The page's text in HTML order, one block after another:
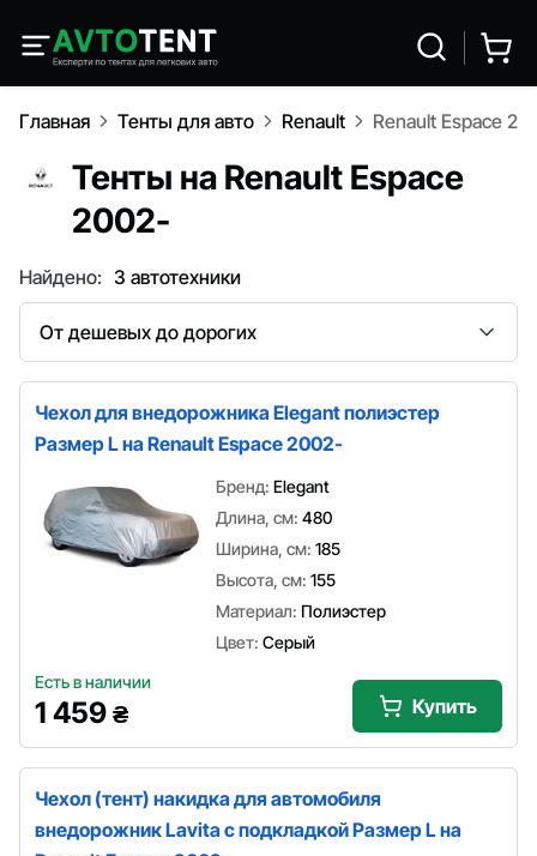
Главная Тенты для авто Renault Renault Espace
Тенты на Renault Espace
2002-
Найдено: 3 автотехники
Сортировка
Чехол для внедорожника Elegant полиэстер
Размер L на Renault Espace 2002-
Бренд: Elegant
Длина, см: 480
Ширина, см: 185
Высота, см: 155
Материал: Полиэстер
Цвет: Серый
Есть в наличии
1 459 ₴ Купить
Чехол (тент) накидка для автомобиля
внедорожник Lavita с подкладкой Размер L на